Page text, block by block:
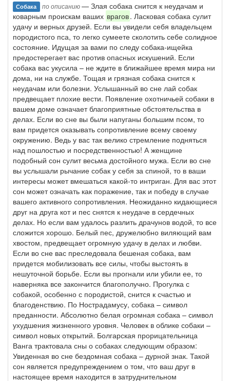
Собака по описанию— Злая собака снится к неудачам и
коварным проискам ваших врагов. Ласковая собака сулит
удачу и верных друзей. Если вы увидели себя владельцем
породистого пса, то легко сумеете сколотить себе солидное
состояние. Идущая за вами по следу собака-ищейка
предостерегает вас против опасных искушений. Если
собака вас укусила – не ждите в ближайшее время мира ни
дома, ни на службе. Тощая и грязная собака снится к
неудачам или болезни. Услышанный во сне лай собак
предвещает плохие вести. Появление охотничьей собаки в
вашем доме означает благоприятные обстоятельства в
делах. Если во сне вы были напуганы большим псом, то
вам придется оказывать сопротивление всему своему
окружению. Ведь у вас так велико стремление подняться
над пошлостью и посредственностью! А женщине
подобный сон сулит весьма достойного мужа. Если во сне
вы услышали рычание собак у себя за спиной, то в ваши
интересы может вмешаться какой-то интриган. Для вас этот
сон может означать как поражение, так и победу в случае
вашего активного сопротивления. Неожиданно кидающиеся
друг на друга кот и пес снятся к неудаче в сердечных
делах. Но если вам удалось разлить драчунов водой, то все
сложится хорошо. Белый пес, дружелюбно виляющий вам
хвостом, предвещает огромную удачу в делах и любви.
Если во сне вас преследовала бешеная собака, вам
придется мобилизовать все силы, чтобы выстоять в
нешуточной борьбе. Если вы прогнали или убили ее, то
наверняка все закончится благополучно. Прогулка с
собакой, особенно с породистой, снится к счастью и
благоденствию. По Нострадамусу, собака – символ
преданности. Абсолютно белая огромная собака – символ
ухудшения жизненного уровня. Человек в облике собаки –
символ новых открытий. Болгарская прорицательница
Ванга трактовала сны о собаках следующим образом:
Увиденная во сне бездомная собака – дурной знак. Такой
сон является предупреждением о том, что ваш друг в
настоящее время находится в затруднительном